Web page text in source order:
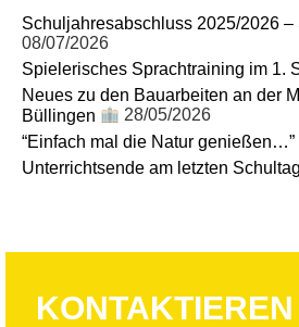
Schuljahresabschluss 2025/2026 –
08/07/2026
Spielerisches Sprachtraining im 1.
Neues zu den Bauarbeiten an der
Büllingen
28/05/2026
“Einfach mal die Natur
Unterrichtsende am letzten Schultag